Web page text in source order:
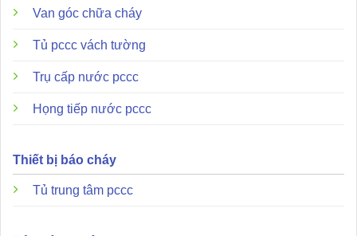
Van góc chữa cháy
Tủ pccc vách tường
Trụ cấp nước pccc
Họng tiếp nước pccc
Thiết bị báo cháy
Tủ trung tâm pccc